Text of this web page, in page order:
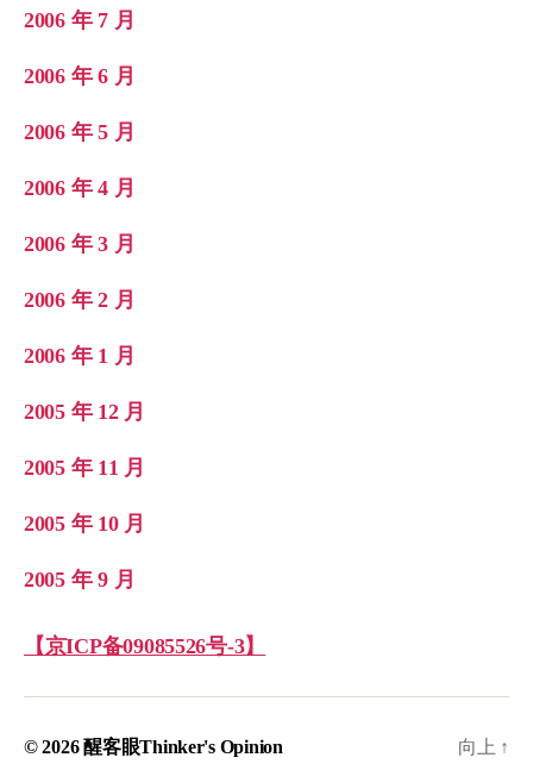
2006 年 7 月
2006 年 6 月
2006 年 5 月
2006 年 4 月
2006 年 3 月
2006 年 2 月
2006 年 1 月
2005 年 12 月
2005 年 11 月
2005 年 10 月
2005 年 9 月
【京ICP备09085526号-3】
© 2026醒客眼Thinker's Opinion 向上 ↑